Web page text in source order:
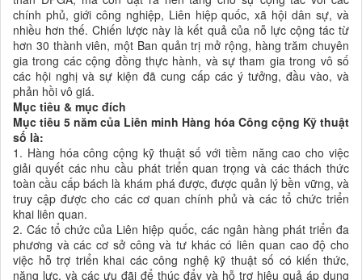
chính phủ, giới công nghiệp, Liên hiệp quốc, xã hội dân sự, và
nhiều hơn thế. Chiến lược này là kết quả của nỗ lực cộng tác từ
hơn 30 thành viên, một Ban quản trị mở rộng, hàng trăm chuyên
gia trong các cộng đồng thực hành, và sự tham gia trong vô số
các hội nghị và sự kiện đã cung cấp các ý tưởng, đầu vào, và
phản hồi vô giá.
Mục tiêu & mục đích
Mục tiêu 5 năm của Liên minh Hàng hóa Công cộng Kỹ thuật
số là:
1. Hàng hóa công cộng kỹ thuật số với tiềm năng cao cho việc
giải quyết các nhu cầu phát triển quan trọng và các thách thức
toàn cầu cấp bách là khám phá được, được quản lý bền vững, và
truy cập được cho các cơ quan chính phủ và các tổ chức triển
khai liên quan.
2. Các tổ chức của Liên hiệp quốc, các ngân hàng phát triển đa
phương và các cơ sở công và tư khác có liên quan cao độ cho
việc hỗ trợ triển khai các công nghệ kỹ thuật số có kiến thức,
năng lực, và các ưu đãi để thúc đẩy và hỗ trợ hiệu quả áp dụng